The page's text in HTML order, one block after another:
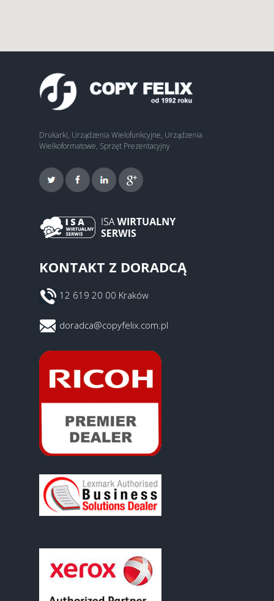
Drukarki, Urządzenia Wielofunkcyjne, Urządzenia
Wielkoformatowe, Sprzęt Prezentacyjny
KONTAKT Z DORADCĄ
12 619 20 00 Kraków
doradca@copyfelix.com.pl